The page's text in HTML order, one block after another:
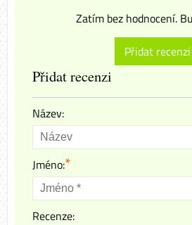
Zatím bez hodnocení.
Přidat recenzi
Přidat recenzi
Název:
Jméno:*
Recenze: